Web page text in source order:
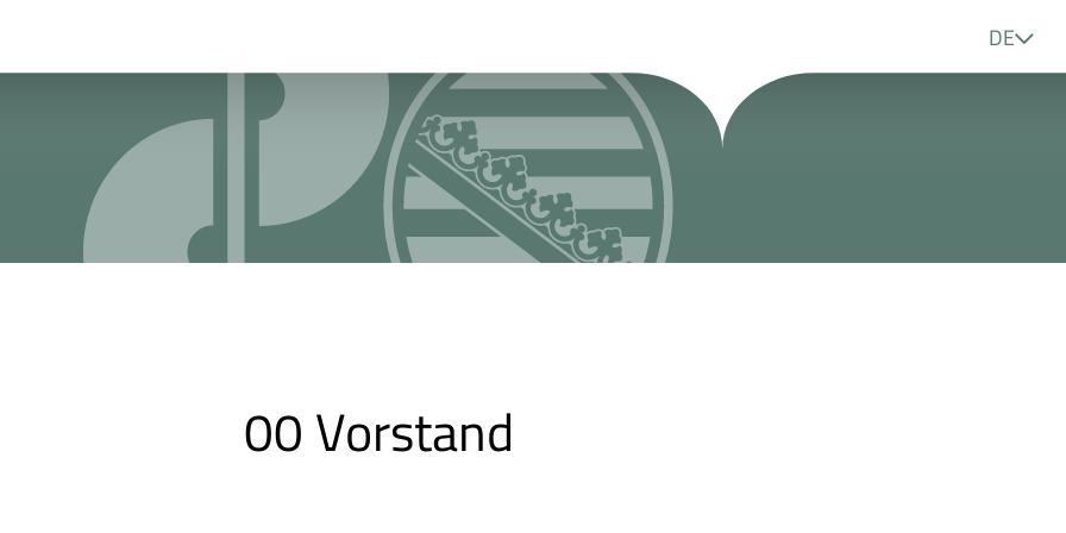
Sprache
DE
00 Vorstand